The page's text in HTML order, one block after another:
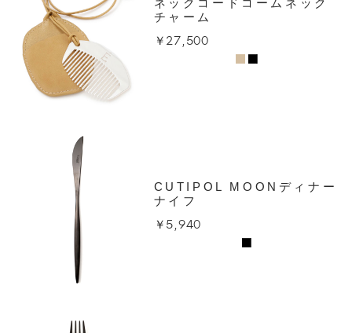
ネックコードコームネック
チャーム
￥27,500
CUTIPOL MOONディナー
ナイフ
￥5,940